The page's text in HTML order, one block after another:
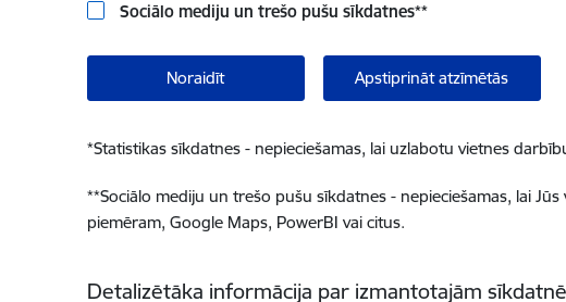
Sociālo mediju un trešo pušu sīkdatnes**
Noraidīt Apstiprināt atzīmētās
*Statistikas sīkdatnes - nepieciešamas, lai uzlabotu vietnes
**Sociālo mediju un trešo pušu sīkdatnes - nepieciešamas, lai
piemēram, Google Maps, PowerBI vai citus.
Detalizētāka informācija par izmantotajām